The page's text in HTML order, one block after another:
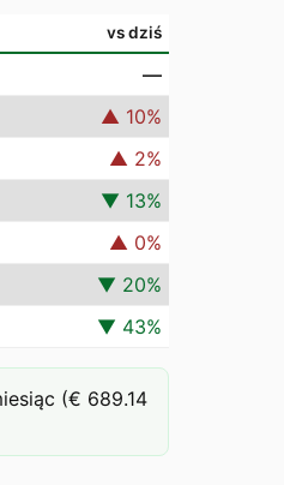
vs dziś
—
▲ 10%
▲ 2%
▼ 13%
▲ 0%
▼ 20%
▼ 43%
(€ 689.14